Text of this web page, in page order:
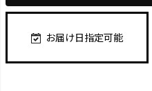
お届け日指定可能